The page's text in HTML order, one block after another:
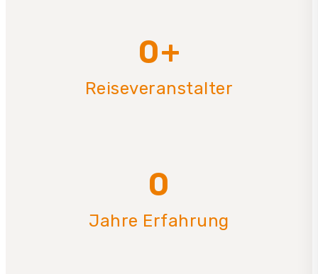
Reiseveranstalter
0+
Jahre Erfahrung
0